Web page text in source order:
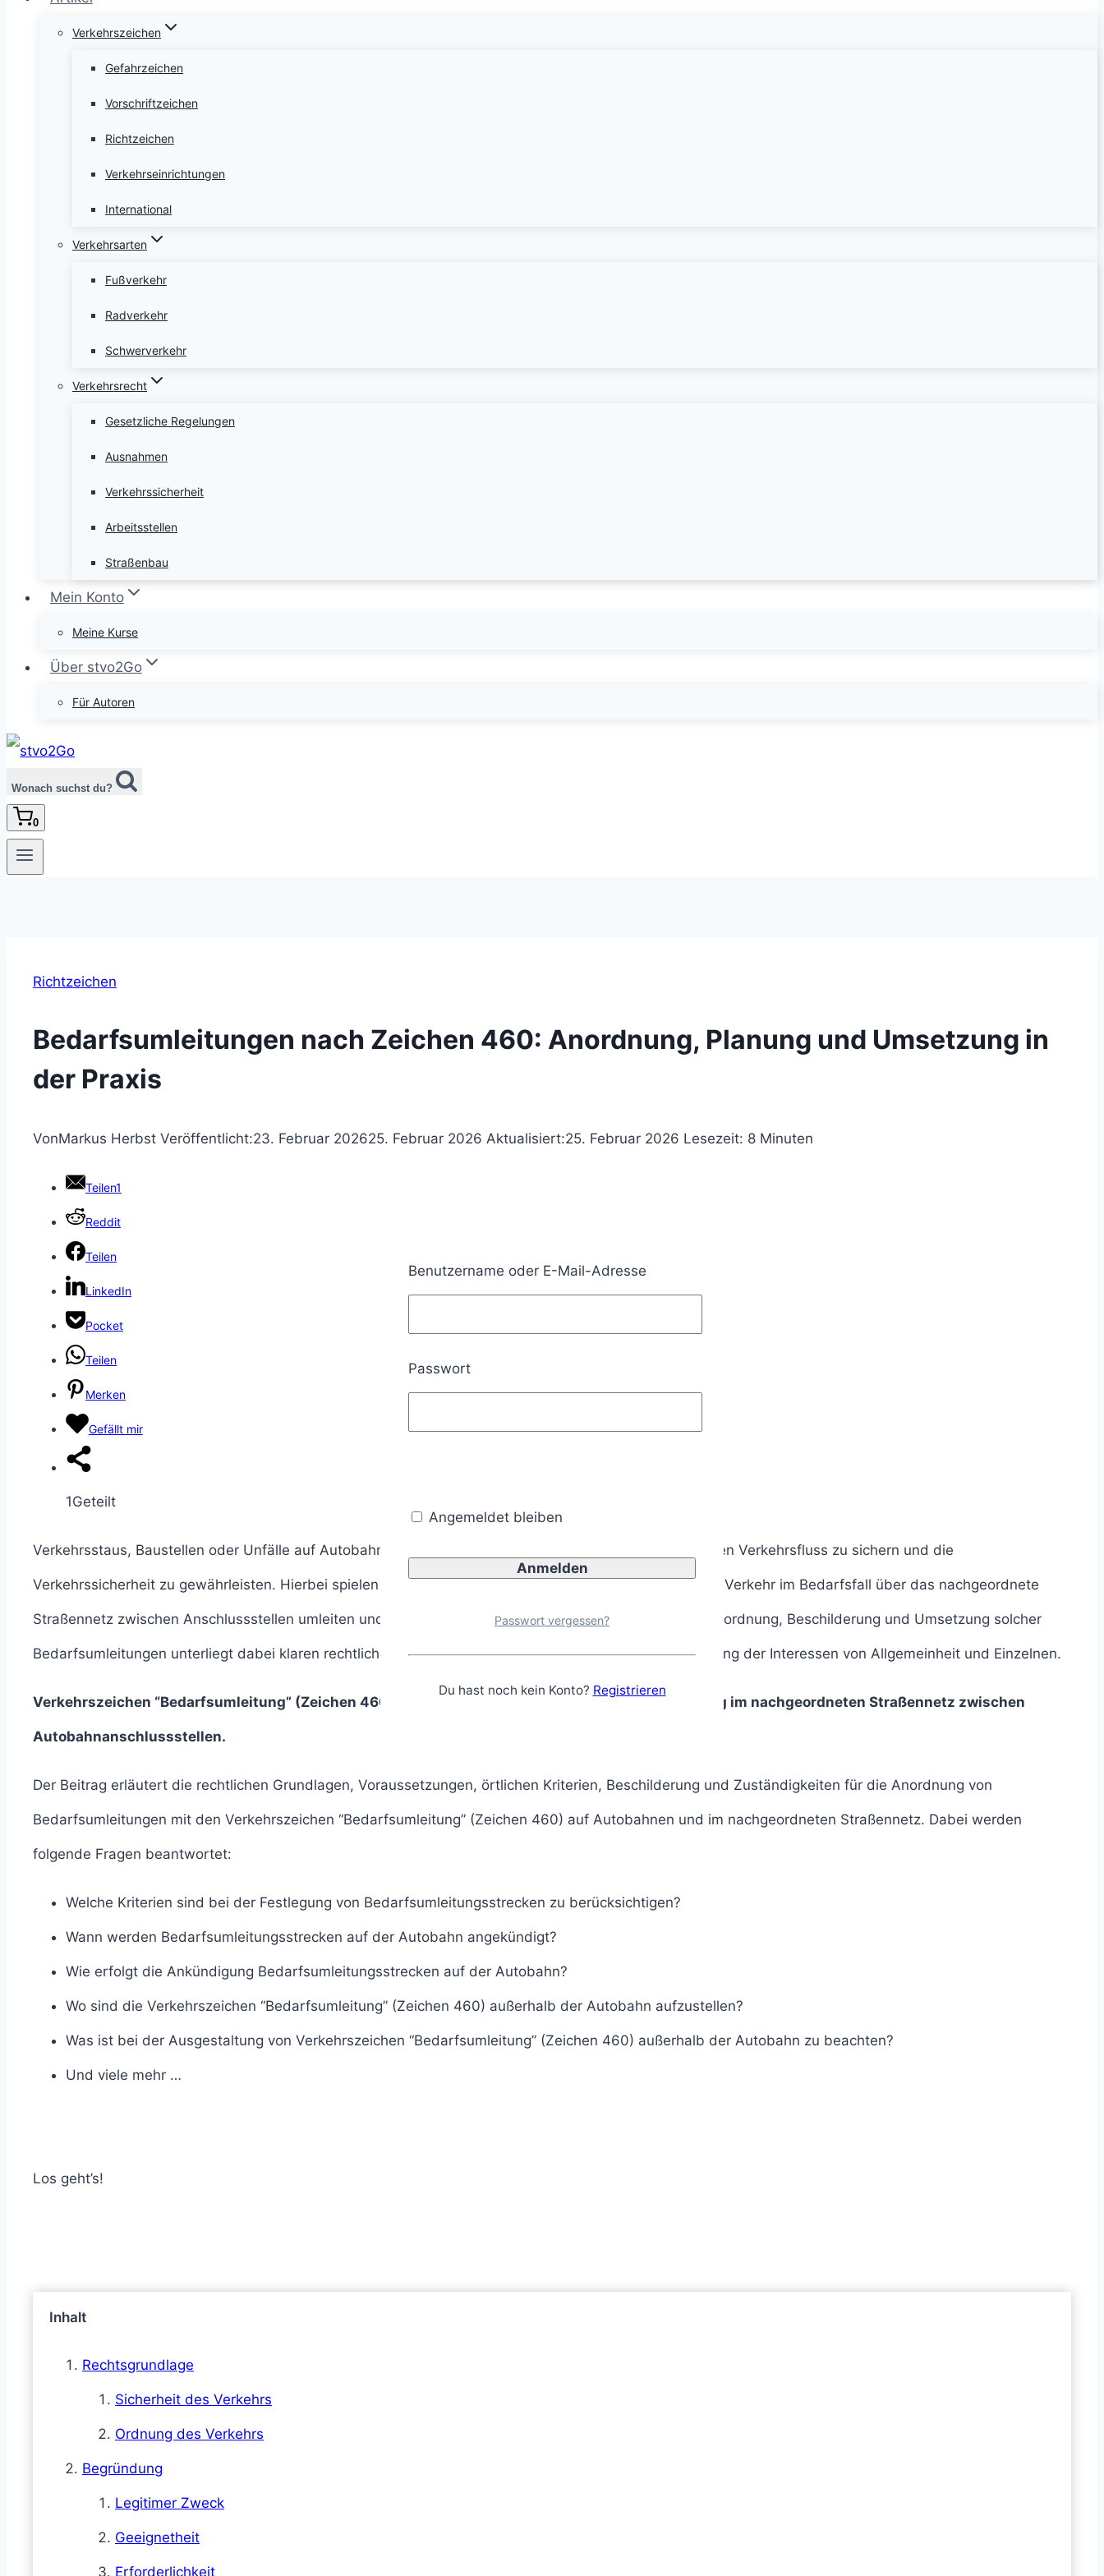
Verkehrszeichen
Gefahrzeichen
Vorschriftzeichen
Richtzeichen
Verkehrseinrichtungen
International
Verkehrsarten
Fußverkehr
Radverkehr
Schwerverkehr
Verkehrsrecht
Gesetzliche Regelungen
Ausnahmen
Verkehrssicherheit
Arbeitsstellen
Straßenbau
Mein Konto
Meine Kurse
Über stvo2Go
Für Autoren
Wonach suchst du?
0
Richtzeichen
Bedarfsumleitungen nach Zeichen 460: Anordnung, Planung und Umsetzung in
der Praxis
VonMarkus Herbst Veröffentlicht:23. Februar 202625. Februar 2026 Aktualisiert:25. Februar 2026 Lesezeit: 8 Minuten
Teilen1
Reddit
Teilen
LinkedIn
Pocket
Teilen
Merken
Gefällt mir
1Geteilt
Verkehrsstaus, Baustellen oder Unfälle auf Autobahnen erfordern häufig kurzfristige Maßnahmen, um den Verkehrsfluss zu sichern und die
Verkehrssicherheit zu gewährleisten. Hierbei spielen Bedarfsumleitungen eine zentrale Rolle, da sie den Verkehr im Bedarfsfall über das nachgeordnete
Straßennetz zwischen Anschlussstellen umleiten und so eine geordnete Weiterfahrt ermöglichen. Die Anordnung, Beschilderung und Umsetzung solcher
Bedarfsumleitungen unterliegt dabei klaren rechtlichen Vorgaben und erfordert eine sorgfältige Abwägung der Interessen von Allgemeinheit und Einzelnen.
Verkehrszeichen “Bedarfsumleitung” (Zeichen 460) kennzeichnet eine alternative Streckenführung im nachgeordneten Straßennetz zwischen
Autobahnanschlussstellen.
Der Beitrag erläutert die rechtlichen Grundlagen, Voraussetzungen, örtlichen Kriterien, Beschilderung und Zuständigkeiten für die Anordnung von
Bedarfsumleitungen mit den Verkehrszeichen “Bedarfsumleitung” (Zeichen 460) auf Autobahnen und im nachgeordneten Straßennetz. Dabei werden
folgende Fragen beantwortet:
Welche Kriterien sind bei der Festlegung von Bedarfsumleitungsstrecken zu berücksichtigen?
Wann werden Bedarfsumleitungsstrecken auf der Autobahn angekündigt?
Wie erfolgt die Ankündigung Bedarfsumleitungsstrecken auf der Autobahn?
Wo sind die Verkehrszeichen “Bedarfsumleitung” (Zeichen 460) außerhalb der Autobahn aufzustellen?
Was ist bei der Ausgestaltung von Verkehrszeichen “Bedarfsumleitung” (Zeichen 460) außerhalb der Autobahn zu beachten?
Und viele mehr …
Los geht’s!
Inhalt
Rechtsgrundlage
Sicherheit des Verkehrs
Ordnung des Verkehrs
Begründung
Legitimer Zweck
Geeignetheit
Erforderlichkeit
Benutzername oder E-Mail-Adresse
Passwort
Angemeldet bleiben
Passwort vergessen?
Du hast noch kein Konto? Registrieren